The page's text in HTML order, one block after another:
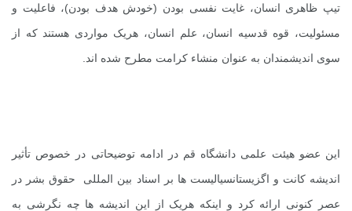
تیپ ظاهری انسان، غایت نفسی بودن (خودش هدف بودن)، فاعلیت و
مسئولیت، قوه قدسیه انسان، علم انسان، هریک مواردی هستند که از
سوی اندیشمندان به عنوان منشاء کرامت مطرح شده اند.
این عضو هیئت علمی دانشگاه قم در ادامه توضیحاتی در خصوص تأثیر
اندیشه کانت و اگزیستانسیالیست ها بر اسناد بین المللی حقوق بشر در
عصر کنونی ارائه کرد و اینکه هریک از این اندیشه ها چه نگرشی به